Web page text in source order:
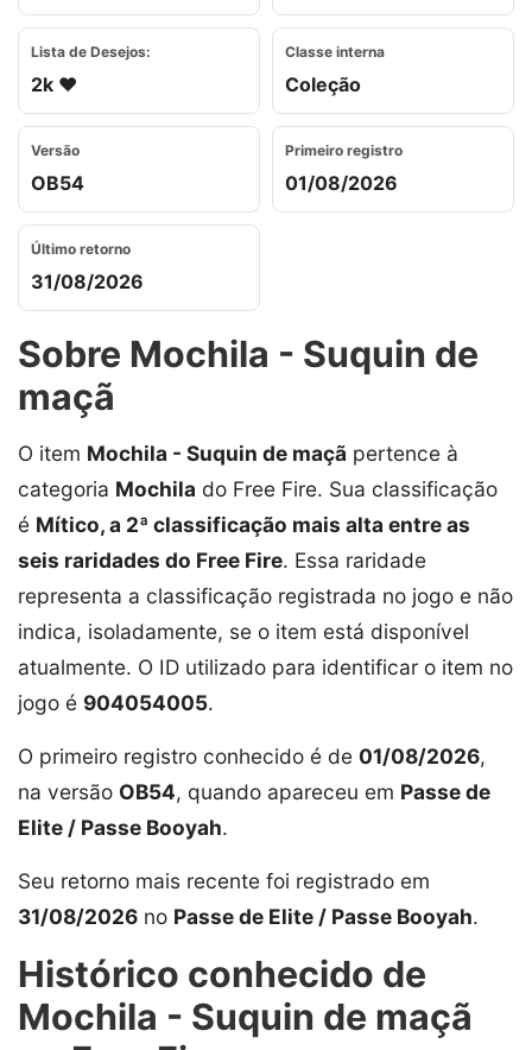
Lista de Desejos:
2k ❤️
Classe interna
Coleção
Versão
OB54
Primeiro registro
01/08/2026
Último retorno
31/08/2026
Sobre Mochila - Suquin de
maçã
O item Mochila - Suquin de maçã pertence à
categoria Mochila do Free Fire. Sua classificação
é Mítico, a 2ª classificação mais alta entre as
seis raridades do Free Fire. Essa raridade
representa a classificação registrada no jogo e não
indica, isoladamente, se o item está disponível
atualmente. O ID utilizado para identificar o item no
jogo é 904054005.
O primeiro registro conhecido é de 01/08/2026,
na versão OB54, quando apareceu em Passe de
Elite / Passe Booyah.
Seu retorno mais recente foi registrado em
31/08/2026 no Passe de Elite / Passe Booyah.
Histórico conhecido de
Mochila - Suquin de maçã